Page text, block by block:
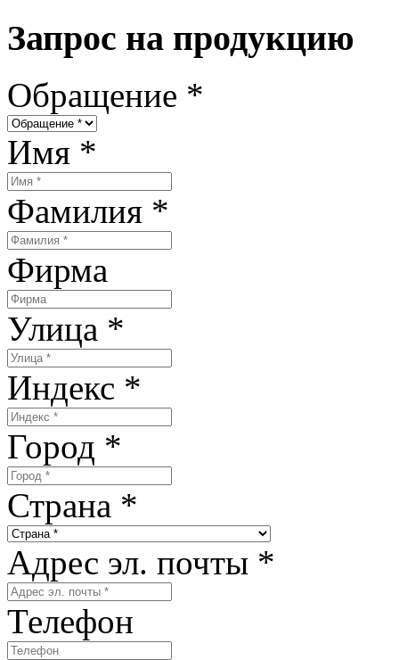
Запрос на продукцию
Обращение *
Имя *
Фамилия *
Фирма
Улица *
Индекс *
Город *
Страна *
Адрес эл. почты *
Телефон